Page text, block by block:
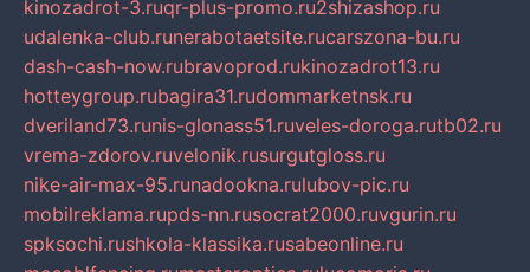
kinozadrot-3.ruqr-plus-promo.ru2shizashop.ru
udalenka-club.runerabotaetsite.rucarszona-bu.ru
dash-cash-now.rubravoprod.rukinozadrot13.ru
hotteygroup.rubagira31.rudommarketnsk.ru
dveriland73.runis-glonass51.ruveles-doroga.rutb02.ru
vrema-zdorov.ruvelonik.rusurgutgloss.ru
nike-air-max-95.runadookna.rulubov-pic.ru
mobilreklama.rupds-nn.rusocrat2000.ruvgurin.ru
spksochi.rushkola-klassika.rusabeonline.ru